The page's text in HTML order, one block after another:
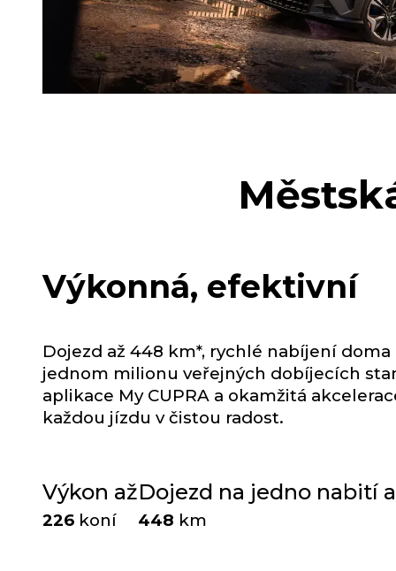
Výkonná, efektivní
Dojezd až 448 km*, rychlé nabíjení
jednom milionu veřejných dobíjecích
aplikace My CUPRA a okamžitá
každou jízdu v čistou radost.
Výkon až
226 koní
Dojezd na jedno nabití
448 km